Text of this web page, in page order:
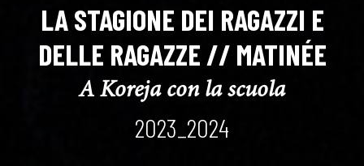
LA STAGIONE DEI RAGAZZI E
DELLE RAGAZZE // MATINÉE
A Koreja con la scuola
2023_2024